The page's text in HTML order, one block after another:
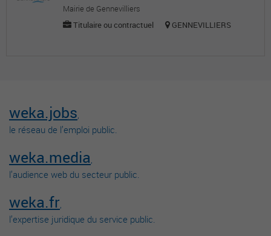
Mairie de Gennevilliers
Titulaire ou contractuel
GENNEVILLIERS
weka.jobs,
le réseau de l’emploi public.
weka.media,
l’audience web du secteur public.
weka.fr,
l’expertise juridique du service public.